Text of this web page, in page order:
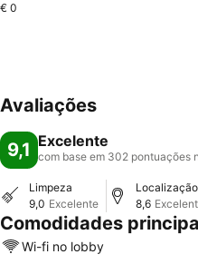
€ 0
Avaliações
9,1 Excelente
com base em 302 pontuações
Limpeza
9,0 Excelente
Localização
8,6
Comodidades
Wi-fi no lobby